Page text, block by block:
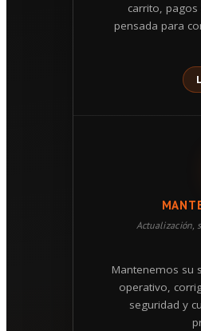
carrito,
pensada para
Actualización,
Mantenemos su
operativo,
seguridad y